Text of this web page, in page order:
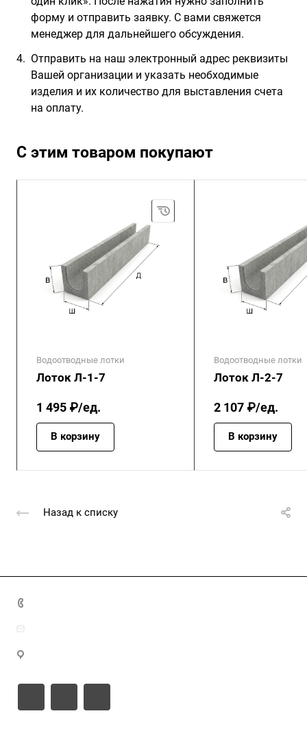
форму и отправить заявку. С вами свяжется
менеджер для дальнейшего обсуждения.
Отправить на наш электронный адрес реквизиты
Вашей организации и указать необходимые
изделия и их количество для выставления счета
на оплату.
С этим товаром покупают
Водоотводные лотки
Лоток Л-1-7
1 495 ₽/ед.
В корзину
Водоотводные лотки
Лоток Л-2-7
2 107 ₽/ед.
В корзину
Назад к списку